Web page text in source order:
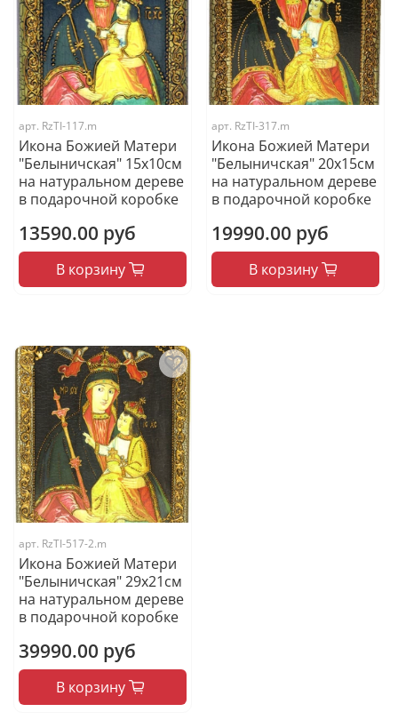
арт. RzTI-117.m
Икона Божией Матери
"Белыничская" 15х10см
на натуральном дереве
в подарочной коробке
13590.00 руб
В корзину
арт. RzTI-317.m
Икона Божией Матери
"Белыничская" 20х15см
на натуральном дереве
в подарочной коробке
19990.00 руб
В корзину
арт. RzTI-517-2.m
Икона Божией Матери
"Белыничская" 29х21см
на натуральном дереве
в подарочной коробке
39990.00 руб
В корзину